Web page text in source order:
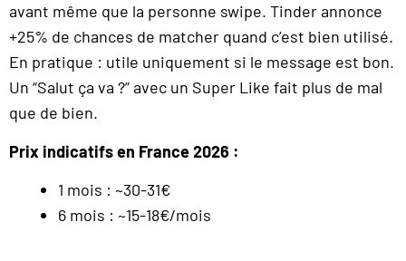
avant même que la personne swipe. Tinder annonce
+25% de chances de matcher quand c’est bien utilisé.
En pratique : utile uniquement si le message est bon.
Un “Salut ça va ?” avec un Super Like fait plus de mal
que de bien.
Prix indicatifs en France 2026 :
1 mois : ~30-31€
6 mois : ~15-18€/mois